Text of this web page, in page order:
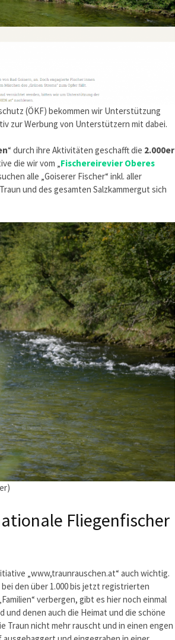
(ÖKF) bekommen wir Unterstützung
zur Werbung von Unterstützern mit dabei.
“ durch ihre Aktivitäten geschafft die 2.000er
die wir vom „ Fischereirevier Oberes
alle „Goiserer Fischer“ inkl. aller
und des gesamten Salzkammergut sich
Fliegenfischer
„www,traunrauschen.at“ auch wichtig.
den über 1.000 bis jetzt registrierten
verbergen, gibt es hier noch einmal
und denen auch die Heimat und die schöne
Traun nicht mehr rauscht und in einen engen